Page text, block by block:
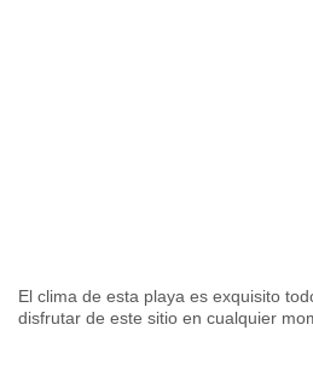
El clima de esta playa es exquisito
disfrutar de este sitio en cualquier